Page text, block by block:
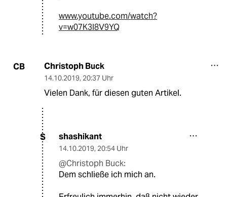
www.youtube.com/watch?
v=w07K3l8V9YQ
CB Christoph Buck
14.10.2019, 20:37 Uhr
Vielen Dank, für diesen guten Artikel.
S shashikant
14.10.2019, 20:54 Uhr
@Christoph Buck:
Dem schließe ich mich an.